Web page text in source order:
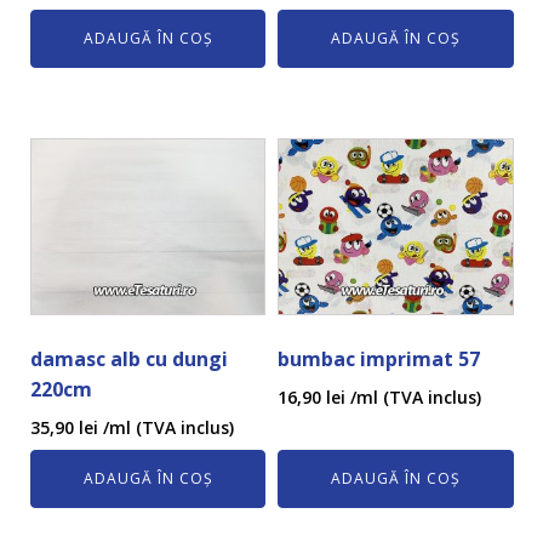
ADAUGĂ ÎN COȘ ADAUGĂ ÎN COȘ
damasc alb cu dungi
220cm
35,90 lei /ml (TVA inclus)
ADAUGĂ ÎN COȘ
bumbac imprimat 57
16,90 lei /ml (TVA inclus)
ADAUGĂ ÎN COȘ